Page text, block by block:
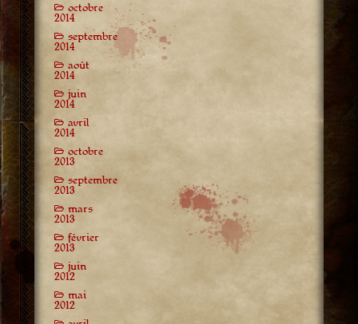
octobre
2014
septembre
2014
août
2014
juin
2014
avril
2014
octobre
2013
septembre
2013
mars
2013
février
2013
juin
2012
mai
2012